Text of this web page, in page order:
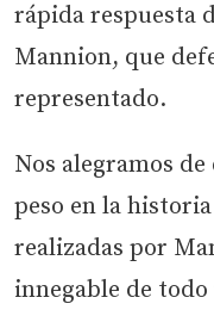
rápida respuesta
Mannion, que
representado.
Nos alegramos
peso en la
realizadas por
innegable de